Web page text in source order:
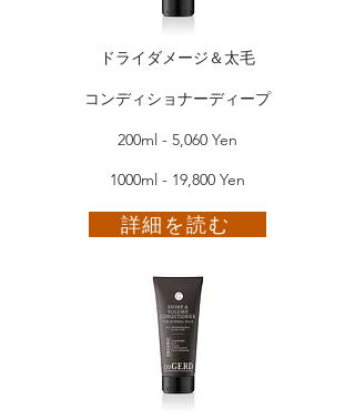
ドライダメージ＆太毛
コンディショナーディープ
200ml - 5,060 Yen
1000ml - 19,800 Yen
詳細を読む